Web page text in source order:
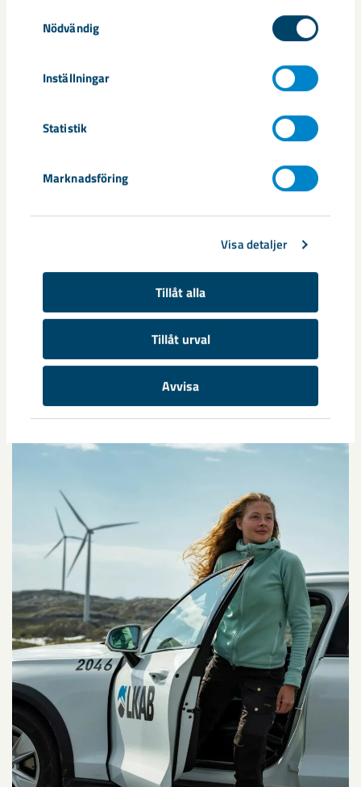
Nödvändig
Inställningar
Statistik
Marknadsföring
Visa detaljer
Tillåt alla
Tillåt urval
Avvisa
Hjälp och stöd vid sjukdom eller i frågor om
Förstärkt föräldrapenning med upp till 90 procent
av din ordinarie lön i upp till sex månader (efter
Fri träning på LKAB:s egna gym samt hos våra
konstförening, fritidsförening, fjällstugor och
familjeaktiviteter